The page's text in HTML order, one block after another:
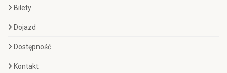
Bilety
Dojazd
Dostępność
Kontakt